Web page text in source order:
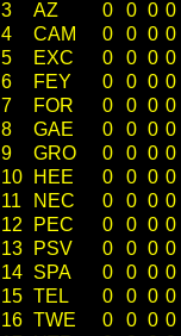
3
AZ 0 0 0 0
4
CAM 0 0 0 0
5
EXC 0 0 0 0
6
FEY 0 0 0 0
7
FOR 0 0 0 0
8
GAE 0 0 0 0
9
GRO 0 0 0 0
10
HEE 0 0 0 0
11
NEC 0 0 0 0
12
PEC 0 0 0 0
13
PSV 0 0 0 0
14 SPA 0 0 0 0
15 TEL 0 0 0 0
16 TWE 0 0 0 0